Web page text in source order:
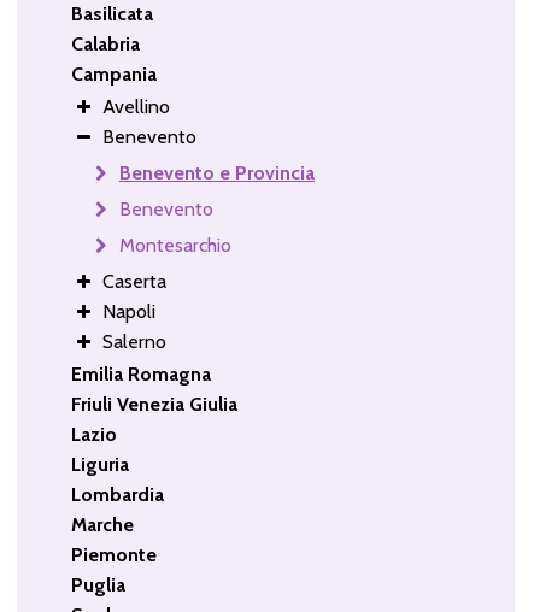
Basilicata
Calabria
Campania
Avellino
Benevento
Benevento e Provincia
Benevento
Montesarchio
Caserta
Napoli
Salerno
Emilia Romagna
Friuli Venezia Giulia
Lazio
Liguria
Lombardia
Marche
Piemonte
Puglia